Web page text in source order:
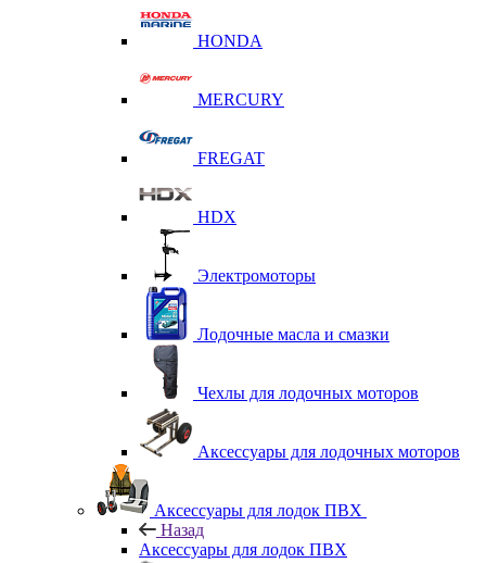
HONDA
MERCURY
FREGAT
HDX
Электромоторы
Лодочные масла и смазки
Чехлы для лодочных моторов
Аксессуары для лодочных моторов
Аксессуары для лодок ПВХ
Назад
Аксессуары для лодок ПВХ